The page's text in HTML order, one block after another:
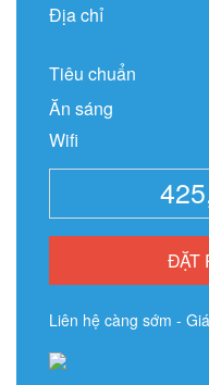
Địa chỉ
Tiêu chuẩn
Ăn sáng
Wifi
ĐẶT
Liên hệ càng sớm -